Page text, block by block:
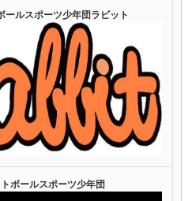
ールスポーツ少年団ラビット
ボールスポーツ少年団